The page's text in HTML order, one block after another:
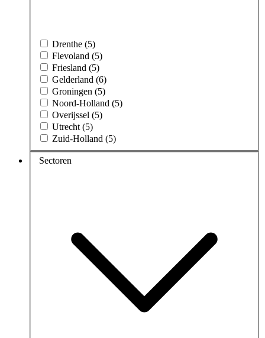
Drenthe (5)
Flevoland (5)
Friesland (5)
Gelderland (6)
Groningen (5)
Noord-Holland (5)
Overijssel (5)
Utrecht (5)
Zuid-Holland (5)
Sectoren